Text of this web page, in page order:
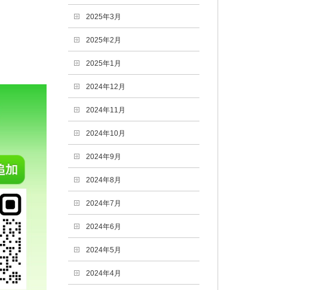
2025年3月
2025年2月
2025年1月
2024年12月
2024年11月
2024年10月
2024年9月
2024年8月
2024年7月
2024年6月
2024年5月
2024年4月